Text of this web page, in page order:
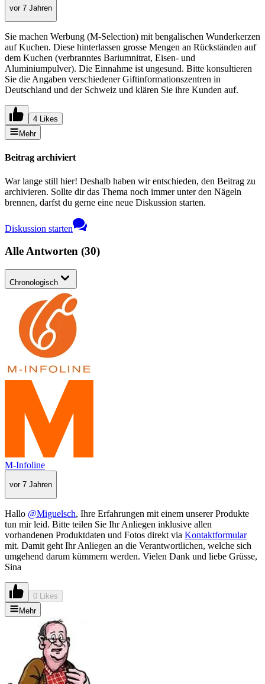
vor 7 Jahren
Sie machen Werbung (M-Selection) mit bengalischen Wunderkerzen
auf Kuchen. Diese hinterlassen grosse Mengen an Rückständen auf
dem Kuchen (verbranntes Bariumnitrat, Eisen- und
Aluminiumpulver). Die Einnahme ist ungesund. Bitte konsultieren
Sie die Angaben verschiedener Giftinformationszentren in
Deutschland und der Schweiz und klären Sie ihre Kunden auf.
4 Likes
Mehr
Beitrag archiviert
War lange still hier! Deshalb haben wir entschieden, den Beitrag zu
archivieren. Sollte dir das Thema noch immer unter den Nägeln
brennen, darfst du gerne eine neue Diskussion starten.
Diskussion starten
Alle Antworten (30)
Chronologisch
M-Infoline
vor 7 Jahren
Hallo @Miguelsch, Ihre Erfahrungen mit einem unserer Produkte
tun mir leid. Bitte teilen Sie Ihr Anliegen inklusive allen
vorhandenen Produktdaten und Fotos direkt via Kontaktformular
mit. Damit geht Ihr Anliegen an die Verantwortlichen, welche sich
umgehend darum kümmern werden. Vielen Dank und liebe Grüsse,
Sina
0 Likes
Mehr